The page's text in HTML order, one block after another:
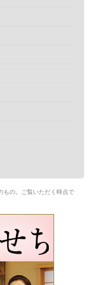
もの。ご覧いただく時点で